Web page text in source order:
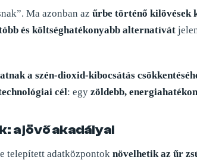
Ma azonban az űrbe történő kilövések
és költséghatékonyabb alternatívát
a szén-dioxid-kibocsátás
cél: egy zöldebb,
a jövő akadályai
telepített adatközpontok növelhetik az űr